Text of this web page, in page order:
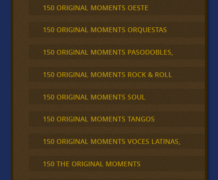
150 ORIGINAL MOMENTS OESTE
150 ORIGINAL MOMENTS ORQUESTAS
150 ORIGINAL MOMENTS PASODOBLES,
150 ORIGINAL MOMENTS ROCK & ROLL
150 ORIGINAL MOMENTS SOUL
150 ORIGINAL MOMENTS TANGOS
150 ORIGINAL MOMENTS VOCES LATINAS,
150 THE ORIGINAL MOMENTS